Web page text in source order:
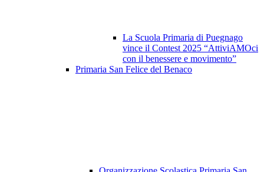
La Scuola Primaria di Puegnago
vince il Contest 2025 “AttiviAMOci
con il benessere e movimento”
Primaria San Felice del Benaco